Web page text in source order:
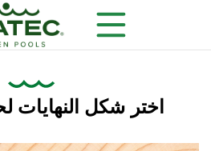
اختر شكل النهايات